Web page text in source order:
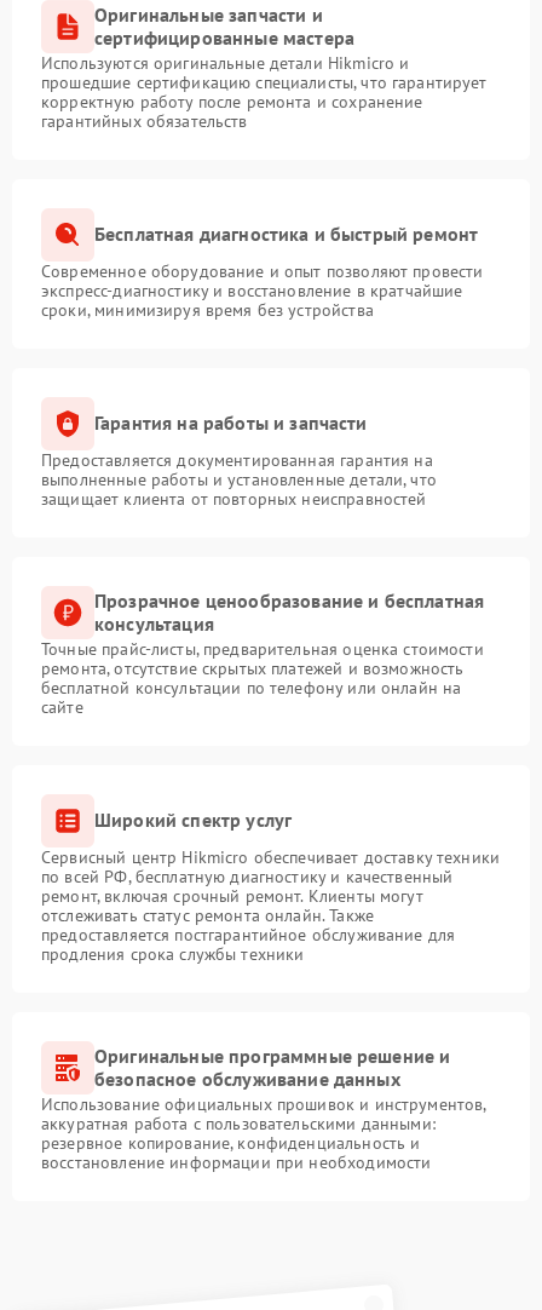
Оригинальные запчасти и
сертифицированные мастера
Используются оригинальные детали Hikmicro и
прошедшие сертификацию специалисты, что гарантирует
корректную работу после ремонта и сохранение
гарантийных обязательств
Бесплатная диагностика и быстрый ремонт
Современное оборудование и опыт позволяют провести
экспресс-диагностику и восстановление в кратчайшие
сроки, минимизируя время без устройства
Гарантия на работы и запчасти
Предоставляется документированная гарантия на
выполненные работы и установленные детали, что
защищает клиента от повторных неисправностей
Прозрачное ценообразование и бесплатная
консультация
Точные прайс-листы, предварительная оценка стоимости
ремонта, отсутствие скрытых платежей и возможность
бесплатной консультации по телефону или онлайн на
сайте
Широкий спектр услуг
Сервисный центр Hikmicro обеспечивает доставку техники
по всей РФ, бесплатную диагностику и качественный
ремонт, включая срочный ремонт. Клиенты могут
отслеживать статус ремонта онлайн. Также
предоставляется постгарантийное обслуживание для
продления срока службы техники
Оригинальные программные решение и
безопасное обслуживание данных
Использование официальных прошивок и инструментов,
аккуратная работа с пользовательскими данными:
резервное копирование, конфиденциальность и
восстановление информации при необходимости